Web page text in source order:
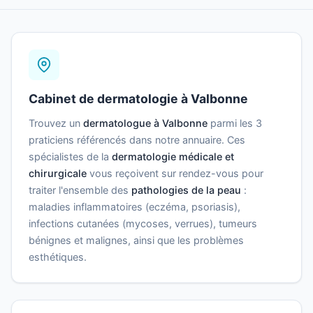
Cabinet de dermatologie à Valbonne
Trouvez un dermatologue à Valbonne parmi les 3
praticiens référencés dans notre annuaire. Ces
spécialistes de la dermatologie médicale et
chirurgicale vous reçoivent sur rendez-vous pour
traiter l'ensemble des pathologies de la peau :
maladies inflammatoires (eczéma, psoriasis),
infections cutanées (mycoses, verrues), tumeurs
bénignes et malignes, ainsi que les problèmes
esthétiques.